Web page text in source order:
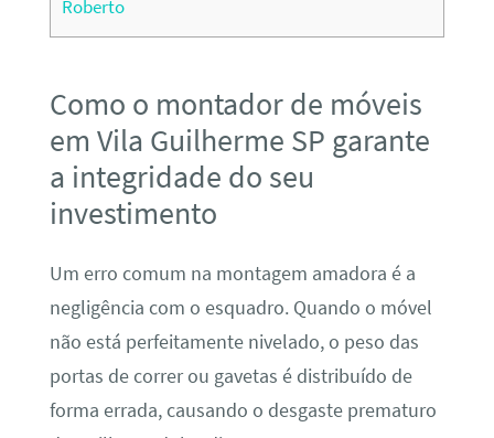
Roberto
Como o montador de móveis
em Vila Guilherme SP garante
a integridade do seu
investimento
Um erro comum na montagem amadora é a
negligência com o esquadro. Quando o móvel
não está perfeitamente nivelado, o peso das
portas de correr ou gavetas é distribuído de
forma errada, causando o desgaste prematuro